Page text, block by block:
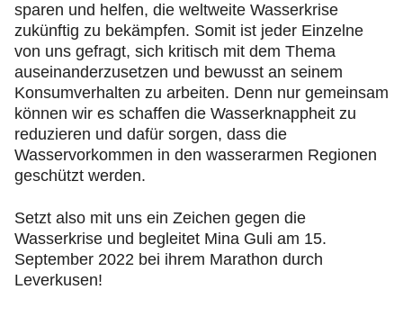
sparen und helfen, die weltweite Wasserkrise
zukünftig zu bekämpfen. Somit ist jeder Einzelne
von uns gefragt, sich kritisch mit dem Thema
auseinanderzusetzen und bewusst an seinem
Konsumverhalten zu arbeiten. Denn nur gemeinsam
können wir es schaffen die Wasserknappheit zu
reduzieren und dafür sorgen, dass die
Wasservorkommen in den wasserarmen Regionen
geschützt werden.
Setzt also mit uns ein Zeichen gegen die
Wasserkrise und begleitet Mina Guli am 15.
September 2022 bei ihrem Marathon durch
Leverkusen!